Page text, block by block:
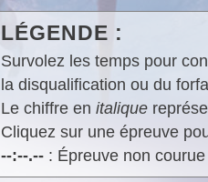
LÉGENDE :
Survolez les temps pour
la disqualification ou du
Le chiffre en italique
Cliquez sur une épreuve
--:--.--: Épreuve non